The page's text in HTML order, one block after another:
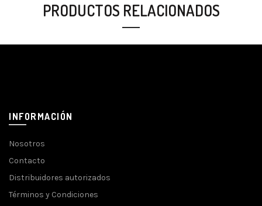
PRODUCTOS RELACIONADOS
INFORMACIÓN
Nosotros
Contacto
Distribuidores autorizados
Términos y Condiciones